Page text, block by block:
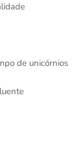
de unicórnios